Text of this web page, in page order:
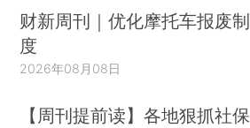
财新周刊｜优化摩托车报废制
度
2026年08月08日
【周刊提前读】各地狠抓社保